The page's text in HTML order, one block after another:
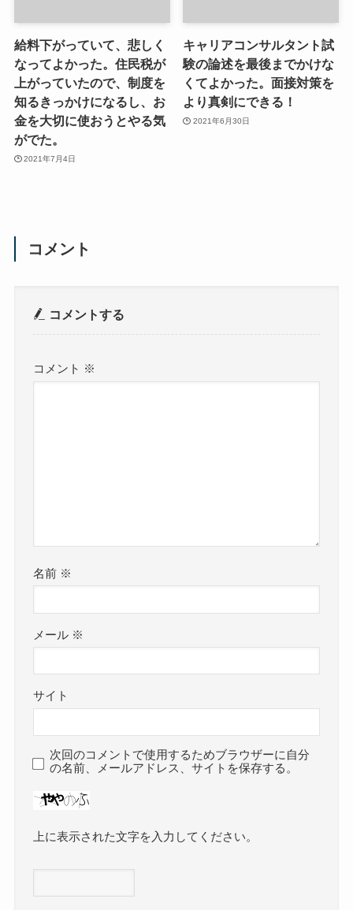
給料下がっていて、悲しく
なってよかった。住民税が
上がっていたので、制度を
知るきっかけになるし、お
金を大切に使おうとやる気
がでた。
2021年7月4日
キャリアコンサルタント試
験の論述を最後までかけな
くてよかった。面接対策を
より真剣にできる！
2021年6月30日
コメント
コメントする
コメント ※
名前 ※
メール ※
サイト
次回のコメントで使用するためブラウザーに自分
の名前、メールアドレス、サイトを保存する。
上に表示された文字を入力してください。